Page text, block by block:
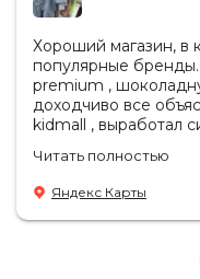
Хороший магазин, в
популярные
premium ,
доходчиво все объяснил. Очень
kidmall , выработал
Читать полностью
Яндекс Карты